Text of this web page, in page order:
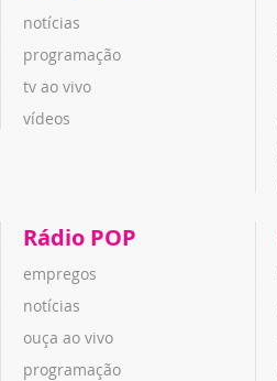
notícias
programação
tv ao vivo
vídeos
Rádio POP
empregos
notícias
ouça ao vivo
programação